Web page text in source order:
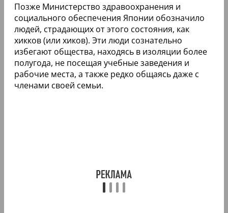
Позже Министерство здравоохранения и
социального обеспечения Японии обозначило
людей, страдающих от этого состояния, как
хикков (или хиков). Эти люди сознательно
избегают общества, находясь в изоляции более
полугода, не посещая учебные заведения и
рабочие места, а также редко общаясь даже с
членами своей семьи.